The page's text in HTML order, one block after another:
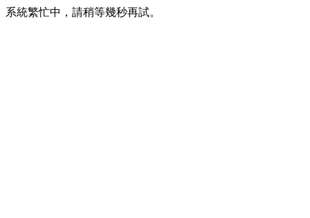
系統繁忙中，請稍等幾秒再試。